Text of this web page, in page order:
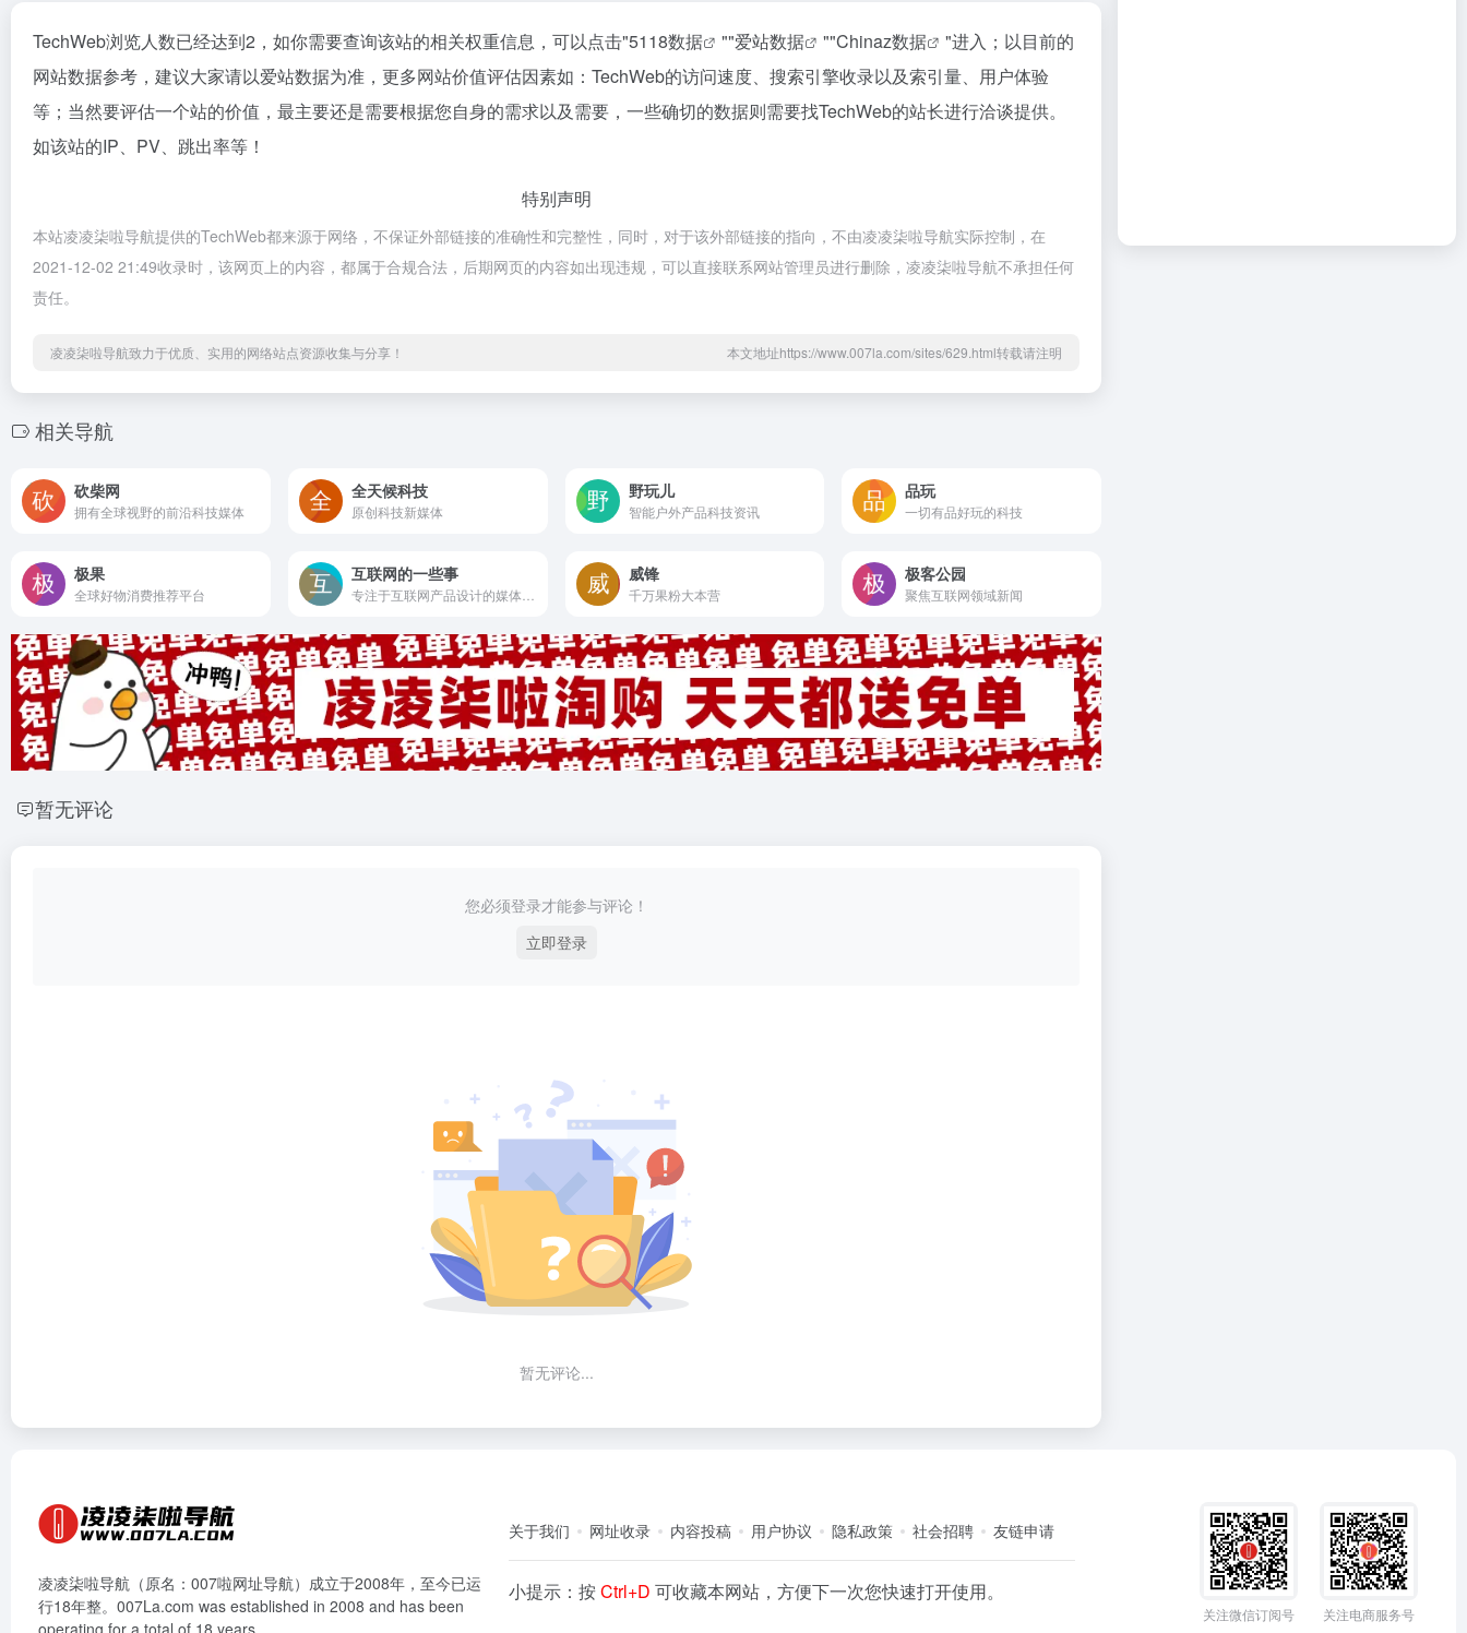
TechWeb浏览人数已经达到2，如你需要查询该站的相关权重信息，可以点击"5118数据 ""爱站数据 ""Chinaz数据
"进入；以目前的
网站数据参考，建议大家请以爱站数据为准，更多网站价值评估因素如：TechWeb的访问速度、搜索引擎收录以及索引量、用户体验
等；当然要评估一个站的价值，最主要还是需要根据您自身的需求以及需要，一些确切的数据则需要找TechWeb的站长进行洽谈提供。
如该站的IP、PV、跳出率等！
特别声明
本站凌凌柒啦导航提供的TechWeb都来源于网络，不保证外部链接的准确性和完整性，同时，对于该外部链接的指向，不由凌凌柒啦导航实际控制，在
2021-12-02 21:49收录时，该网页上的内容，都属于合规合法，后期网页的内容如出现违规，可以直接联系网站管理员进行删除，凌凌柒啦导航不承担任何
责任。
凌凌柒啦导航致力于优质、实用的网络站点资源收集与分享！ 本文地址https://www.007la.com/sites/629.html转载请注明
相关导航
砍柴网
拥有全球视野的前沿科技媒体
全天候科技
原创科技新媒体
野玩儿
智能户外产品科技资讯
品玩
一切有品好玩的科技
极果
全球好物消费推荐平台
互联网的一些事 威锋
千万果粉大本营
极客公园
聚焦互联网领域新闻
暂无评论
您必须登录才能参与评论！
立即登录
暂无评论...
凌凌柒啦导航（原名：007啦网址导航）成立于2008年，至今已运
行18年整。007La.com was established in 2008 and has been
operating for a total of 18 years.
关于我们 网址收录 内容投稿 用户协议 隐私政策 社会招聘 友链申请
小提示：按Ctrl+D可收藏本网站，方便下一次您快速打开使用。
关注微信订阅号 关注电商服务号